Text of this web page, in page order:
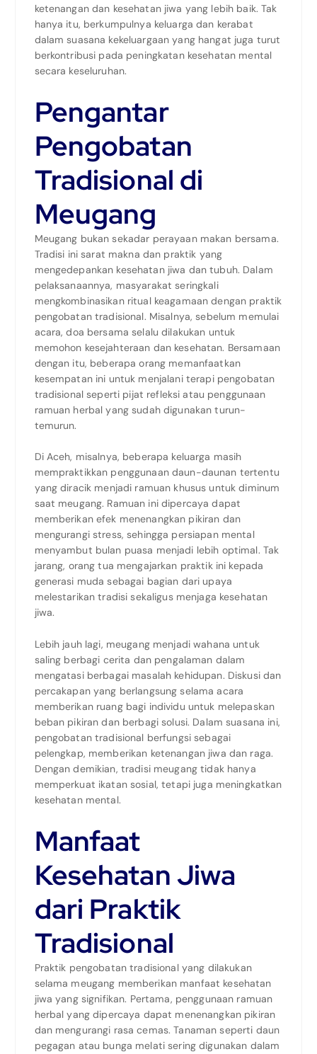
ketenangan dan kesehatan jiwa yang lebih baik. Tak
hanya itu, berkumpulnya keluarga dan kerabat
dalam suasana kekeluargaan yang hangat juga turut
berkontribusi pada peningkatan kesehatan mental
secara keseluruhan.
Pengantar
Pengobatan
Tradisional di
Meugang
Meugang bukan sekadar perayaan makan bersama.
Tradisi ini sarat makna dan praktik yang
mengedepankan kesehatan jiwa dan tubuh. Dalam
pelaksanaannya, masyarakat seringkali
mengkombinasikan ritual keagamaan dengan praktik
pengobatan tradisional. Misalnya, sebelum memulai
acara, doa bersama selalu dilakukan untuk
memohon kesejahteraan dan kesehatan. Bersamaan
dengan itu, beberapa orang memanfaatkan
kesempatan ini untuk menjalani terapi pengobatan
tradisional seperti pijat refleksi atau penggunaan
ramuan herbal yang sudah digunakan turun-
temurun.
Di Aceh, misalnya, beberapa keluarga masih
mempraktikkan penggunaan daun-daunan tertentu
yang diracik menjadi ramuan khusus untuk diminum
saat meugang. Ramuan ini dipercaya dapat
memberikan efek menenangkan pikiran dan
mengurangi stress, sehingga persiapan mental
menyambut bulan puasa menjadi lebih optimal. Tak
jarang, orang tua mengajarkan praktik ini kepada
generasi muda sebagai bagian dari upaya
melestarikan tradisi sekaligus menjaga kesehatan
jiwa.
Lebih jauh lagi, meugang menjadi wahana untuk
saling berbagi cerita dan pengalaman dalam
mengatasi berbagai masalah kehidupan. Diskusi dan
percakapan yang berlangsung selama acara
memberikan ruang bagi individu untuk melepaskan
beban pikiran dan berbagi solusi. Dalam suasana ini,
pengobatan tradisional berfungsi sebagai
pelengkap, memberikan ketenangan jiwa dan raga.
Dengan demikian, tradisi meugang tidak hanya
memperkuat ikatan sosial, tetapi juga meningkatkan
kesehatan mental.
Manfaat
Kesehatan Jiwa
dari Praktik
Tradisional
Praktik pengobatan tradisional yang dilakukan
selama meugang memberikan manfaat kesehatan
jiwa yang signifikan. Pertama, penggunaan ramuan
herbal yang dipercaya dapat menenangkan pikiran
dan mengurangi rasa cemas. Tanaman seperti daun
pegagan atau bunga melati sering digunakan dalam